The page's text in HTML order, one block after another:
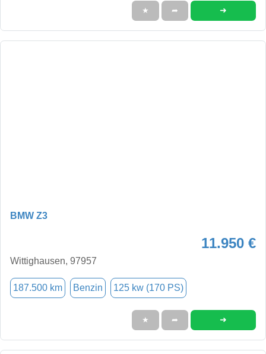
★ ➦ ➜
BMW Z3
11.950 €
Wittighausen, 97957
187.500 km Benzin 125 kw (170 PS)
★ ➦ ➜